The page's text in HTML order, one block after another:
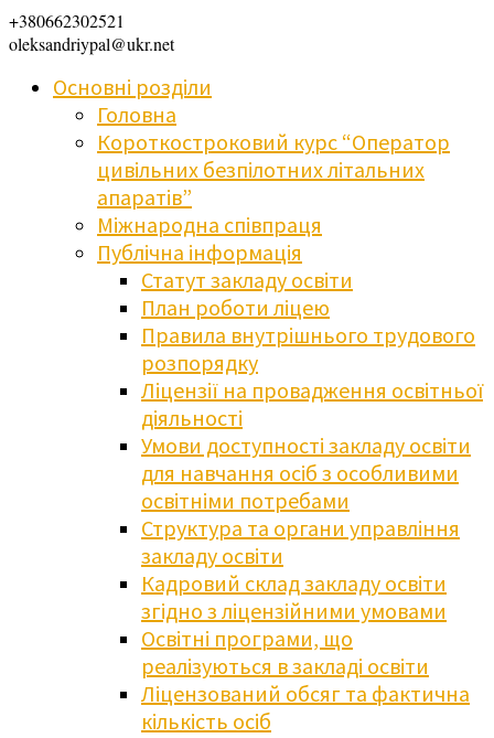
+380662302521
oleksandriypal@ukr.net
Основні розділи
Головна
Короткостроковий курс “Оператор
цивільних безпілотних літальних
апаратів”
Міжнародна співпраця
Публічна інформація
Статут закладу освіти
План роботи ліцею
Правила внутрішнього трудового
розпорядку
Ліцензії на провадження освітньої
діяльності
Умови доступності закладу освіти
для навчання осіб з особливими
освітніми потребами
Структура та органи управління
закладу освіти
Кадровий склад закладу освіти
згідно з ліцензійними умовами
Освітні програми, що
реалізуються в закладі освіти
Ліцензований обсяг та фактична
кількість осіб